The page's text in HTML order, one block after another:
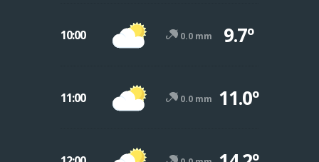
10:00 0.0 mm 9.7º
11:00 0.0 mm 11.0º